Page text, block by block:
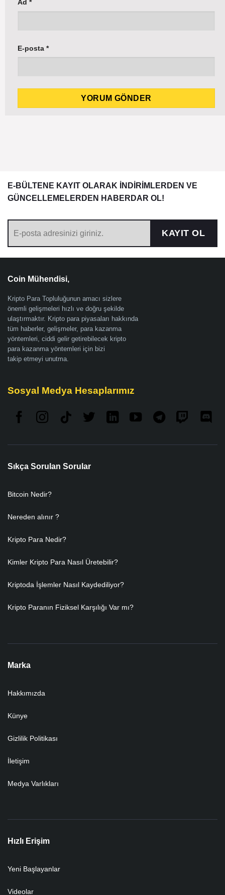
Ad *
E-posta *
E-BÜLTENE KAYIT OLARAK İNDİRİMLERDEN VE
GÜNCELLEMELERDEN HABERDAR OL!
KAYIT OL
Coin Mühendisi,
Kripto Para Topluluğunun amacı sizlere
önemli gelişmeleri hızlı ve doğru şekilde
ulaştırmaktır. Kripto para piyasaları hakkında
tüm haberler, gelişmeler, para kazanma
yöntemleri, ciddi gelir getirebilecek kripto
para kazanma yöntemleri için bizi
takip etmeyi unutma.
Sosyal Medya Hesaplarımız
Sıkça Sorulan Sorular
Bitcoin Nedir?
Nereden alınır ?
Kripto Para Nedir?
Kimler Kripto Para Nasıl Üretebilir?
Kriptoda İşlemler Nasıl Kaydediliyor?
Kripto Paranın Fiziksel Karşılığı Var mı?
Marka
Hakkımızda
Künye
Gizlilik Politikası
İletişim
Medya Varlıkları
Hızlı Erişim
Yeni Başlayanlar
Videolar